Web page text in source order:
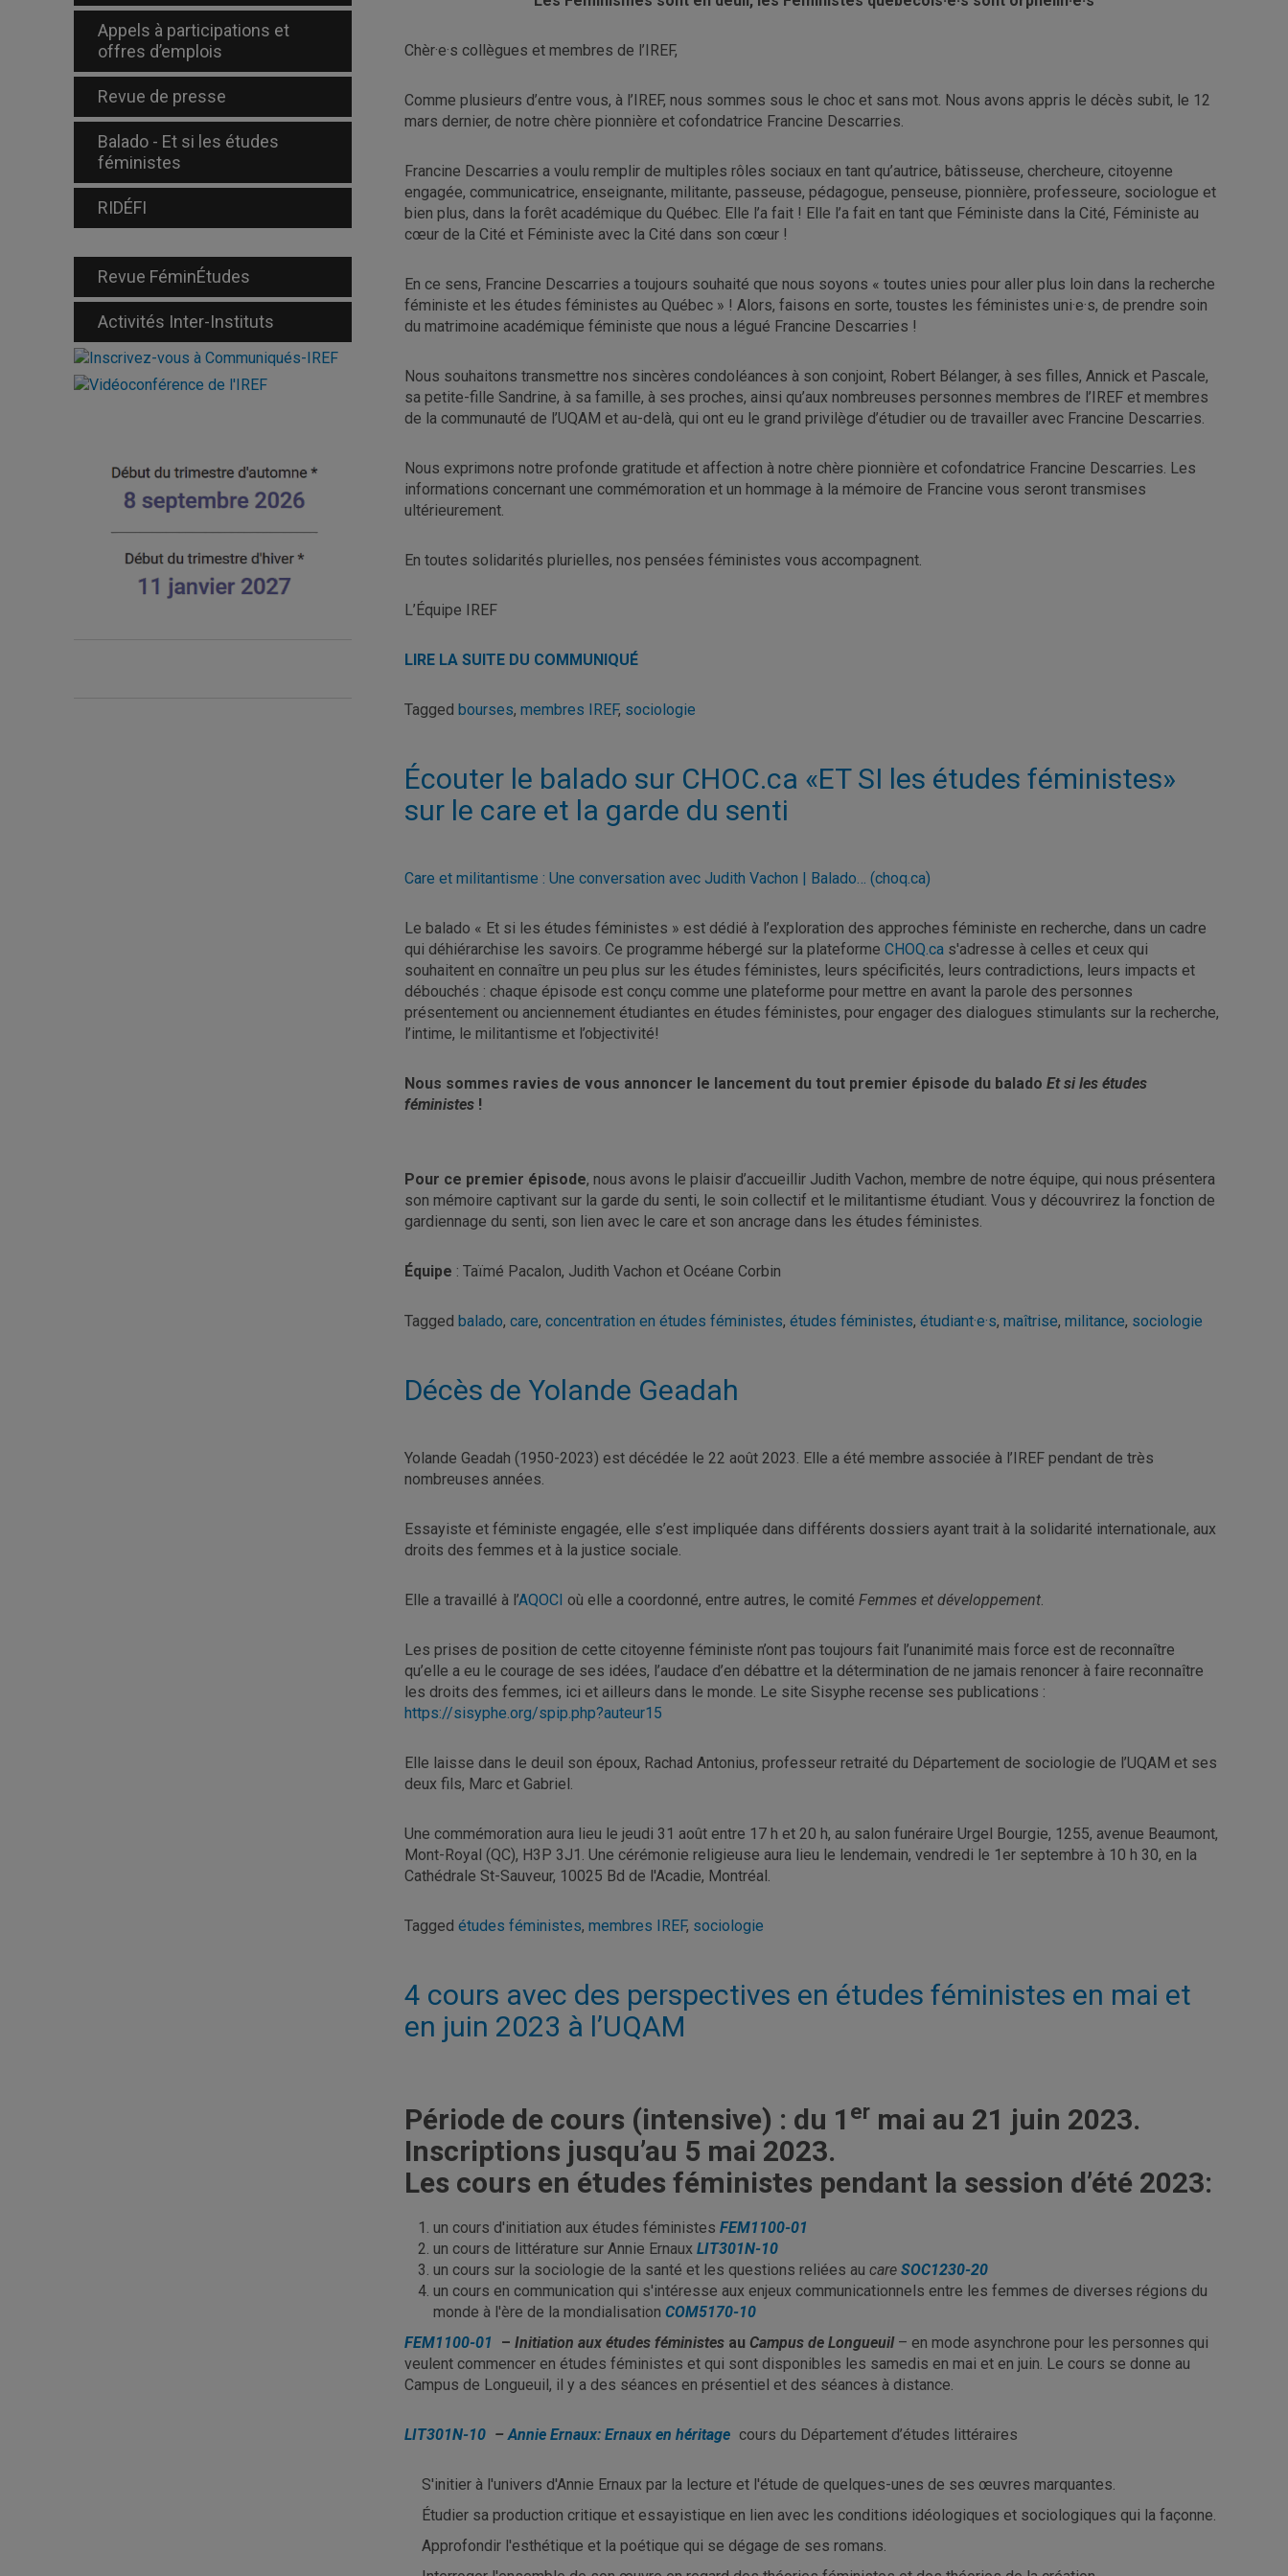
Appels à participations et
offres d’emplois
Revue de presse
Balado - Et si les études
féministes
RIDÉFI
Revue FéminÉtudes
Activités Inter-Instituts
Chèr·e·s collègues et membres de l’IREF,
Comme plusieurs d’entre vous, à l’IREF, nous sommes sous le choc et sans mot. Nous avons appris le décès subit, le 12
mars dernier, de notre chère pionnière et cofondatrice Francine Descarries.
Francine Descarries a voulu remplir de multiples rôles sociaux en tant qu’autrice, bâtisseuse, chercheure, citoyenne
engagée, communicatrice, enseignante, militante, passeuse, pédagogue, penseuse, pionnière, professeure, sociologue et
bien plus, dans la forêt académique du Québec. Elle l’a fait ! Elle l’a fait en tant que Féministe dans la Cité, Féministe au
cœur de la Cité et Féministe avec la Cité dans son cœur !
En ce sens, Francine Descarries a toujours souhaité que nous soyons « toutes unies pour aller plus loin dans la recherche
féministe et les études féministes au Québec » ! Alors, faisons en sorte, toustes les féministes uni·e·s, de prendre soin
du matrimoine académique féministe que nous a légué Francine Descarries !
Nous souhaitons transmettre nos sincères condoléances à son conjoint, Robert Bélanger, à ses filles, Annick et Pascale,
sa petite-fille Sandrine, à sa famille, à ses proches, ainsi qu’aux nombreuses personnes membres de l’IREF et membres
de la communauté de l’UQAM et au-delà, qui ont eu le grand privilège d’étudier ou de travailler avec Francine Descarries.
Nous exprimons notre profonde gratitude et affection à notre chère pionnière et cofondatrice Francine Descarries. Les
informations concernant une commémoration et un hommage à la mémoire de Francine vous seront transmises
ultérieurement.
En toutes solidarités plurielles, nos pensées féministes vous accompagnent.
L’Équipe IREF
LIRE LA SUITE DU COMMUNIQUÉ
Tagged bourses, membres IREF, sociologie
Écouter le balado sur CHOC.ca «ET SI les études féministes»
sur le care et la garde du senti
Care et militantisme : Une conversation avec Judith Vachon | Balado… (choq.ca)
Le balado « Et si les études féministes » est dédié à l’exploration des approches féministe en recherche, dans un cadre
qui déhiérarchise les savoirs. Ce programme hébergé sur la plateforme CHOQ.ca s'adresse à celles et ceux qui
souhaitent en connaître un peu plus sur les études féministes, leurs spécificités, leurs contradictions, leurs impacts et
débouchés : chaque épisode est conçu comme une plateforme pour mettre en avant la parole des personnes
présentement ou anciennement étudiantes en études féministes, pour engager des dialogues stimulants sur la recherche,
l’intime, le militantisme et l’objectivité!
Nous sommes ravies de vous annoncer le lancement du tout premier épisode du balado Et si les études
féministes !
Pour ce premier épisode, nous avons le plaisir d’accueillir Judith Vachon, membre de notre équipe, qui nous présentera
son mémoire captivant sur la garde du senti, le soin collectif et le militantisme étudiant. Vous y découvrirez la fonction de
gardiennage du senti, son lien avec le care et son ancrage dans les études féministes.
Équipe : Taïmé Pacalon, Judith Vachon et Océane Corbin
Tagged balado, care, concentration en études féministes, études féministes, étudiant·e·s, maîtrise, militance, sociologie
Décès de Yolande Geadah
Yolande Geadah (1950-2023) est décédée le 22 août 2023. Elle a été membre associée à l’IREF pendant de très
nombreuses années.
Essayiste et féministe engagée, elle s’est impliquée dans différents dossiers ayant trait à la solidarité internationale, aux
droits des femmes et à la justice sociale.
Elle a travaillé à l’AQOCI où elle a coordonné, entre autres, le comité Femmes et développement.
Les prises de position de cette citoyenne féministe n’ont pas toujours fait l’unanimité mais force est de reconnaître
qu’elle a eu le courage de ses idées, l’audace d’en débattre et la détermination de ne jamais renoncer à faire reconnaître
les droits des femmes, ici et ailleurs dans le monde. Le site Sisyphe recense ses publications :
https://sisyphe.org/spip.php?auteur15
Elle laisse dans le deuil son époux, Rachad Antonius, professeur retraité du Département de sociologie de l’UQAM et ses
deux fils, Marc et Gabriel.
Une commémoration aura lieu le jeudi 31 août entre 17 h et 20 h, au salon funéraire Urgel Bourgie, 1255, avenue Beaumont,
Mont-Royal (QC), H3P 3J1. Une cérémonie religieuse aura lieu le lendemain, vendredi le 1er septembre à 10 h 30, en la
Cathédrale St-Sauveur, 10025 Bd de l'Acadie, Montréal.
Tagged études féministes, membres IREF, sociologie
4 cours avec des perspectives en études féministes en mai et
en juin 2023 à l’UQAM
Période de cours (intensive) : du 1 er mai au 21 juin 2023.
Inscriptions jusqu’au 5 mai 2023.
Les cours en études féministes pendant la session d’été 2023:
un cours d'initiation aux études féministes FEM1100-01
un cours de littérature sur Annie Ernaux LIT301N-10
un cours sur la sociologie de la santé et les questions reliées au care SOC1230-20
un cours en communication qui s'intéresse aux enjeux communicationnels entre les femmes de diverses régions du
monde à l'ère de la mondialisation COM5170-10
FEM1100-01
– Initiation aux études féministes au Campus de Longueuil– en mode asynchrone pour les personnes qui
veulent commencer en études féministes et qui sont disponibles les samedis en mai et en juin. Le cours se donne au
Campus de Longueuil, il y a des séances en présentiel et des séances à distance.
LIT301N-10 – Annie Ernaux: Ernaux en héritage cours du Département d’études littéraires
S'initier à l'univers d'Annie Ernaux par la lecture et l'étude de quelques-unes de ses œuvres marquantes.
Étudier sa production critique et essayistique en lien avec les conditions idéologiques et sociologiques qui la façonne.
Approfondir l'esthétique et la poétique qui se dégage de ses romans.